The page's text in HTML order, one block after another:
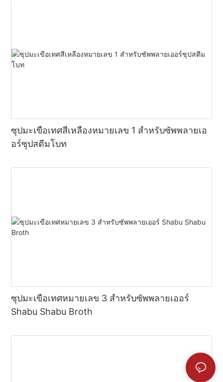
ซุปมะเขือเทศสีเหลืองหมายเลข 1 สำหรับซัพพลายเอ
อร์ซุปสตีมโบท
ซุปมะเขือเทศหมายเลข 3 สำหรับซัพพลายเออร์
Shabu Shabu Broth